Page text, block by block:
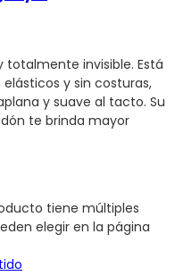
totalmente invisible. Está
y sin costuras,
y suave al tacto. Su
te brinda mayor
tiene múltiples
elegir en la página